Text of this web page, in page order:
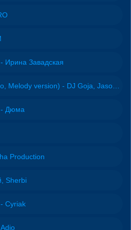
Ирина Завадская
- Дюма
Production
Sherbi
Cyriak